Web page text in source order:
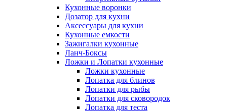
Кухонные воронки
Дозатор для кухни
Аксессуары для кухни
Кухонные емкости
Зажигалки кухонные
Ланч-Боксы
Ложки и Лопатки кухонные
Ложки кухонные
Лопатка для блинов
Лопатки для рыбы
Лопатки для сковородок
Лопатка для теста